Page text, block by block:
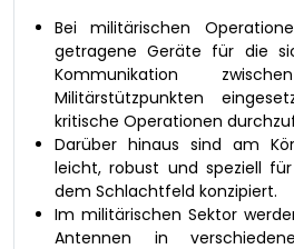
Bei militärischen
getragene Geräte für die
Kommunikation
Militärstützpunkten
kritische Operationen
Darüber hinaus sind am
leicht, robust und speziell
dem Schlachtfeld konzipiert.
Im militärischen Sektor
Antennen in